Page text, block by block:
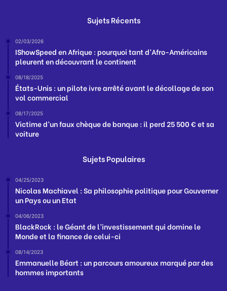
Sujets Récents
02/03/2026
IShowSpeed en Afrique : pourquoi tant d’Afro-Américains
pleurent en découvrant le continent
08/18/2025
États-Unis : un pilote ivre arrêté avant le décollage de son
vol commercial
08/17/2025
Victime d’un faux chèque de banque : il perd 25 500 € et sa
voiture
Sujets Populaires
04/25/2023
Nicolas Machiavel : Sa philosophie politique pour Gouverner
un Pays ou un Etat
04/06/2023
BlackRock : le Géant de l’investissement qui domine le
Monde et la finance de celui-ci
08/14/2023
Emmanuelle Béart : un parcours amoureux marqué par des
hommes importants